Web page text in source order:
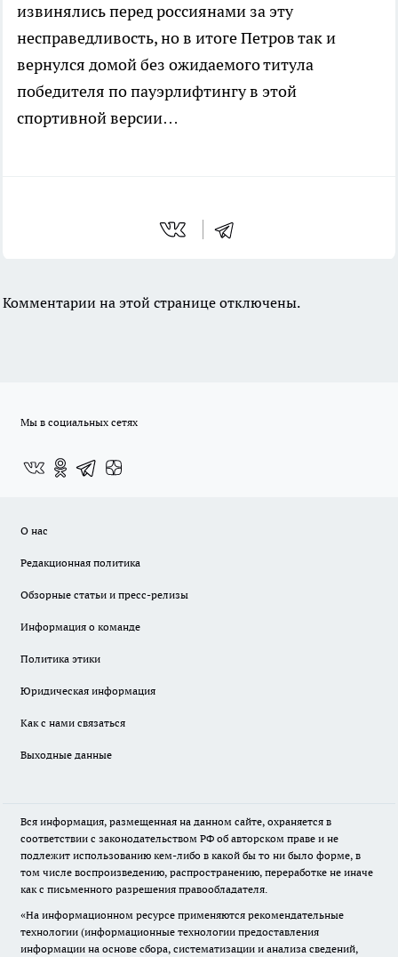
извинялись перед россиянами за эту
несправедливость, но в итоге Петров так и
вернулся домой без ожидаемого титула
победителя по пауэрлифтингу в этой
спортивной версии…
Комментарии на этой странице отключены.
Мы в социальных сетях
О нас
Редакционная политика
Обзорные статьи и пресс-релизы
Информация о команде
Политика этики
Юридическая информация
Как с нами связаться
Выходные данные
Вся информация, размещенная на данном сайте, охраняется в
соответствии с законодательством РФ об авторском праве и не
подлежит использованию кем-либо в какой бы то ни было форме, в
том числе воспроизведению, распространению, переработке не иначе
как с письменного разрешения правообладателя.
«На информационном ресурсе применяются рекомендательные
технологии (информационные технологии предоставления
информации на основе сбора, систематизации и анализа сведений,